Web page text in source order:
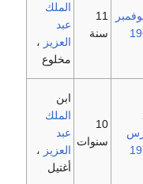
11
سنة
الملك
عبد
العزيز ،
مخلوع
10
سنوات
ابن
الملك
عبد
العزيز ،
أغتيل